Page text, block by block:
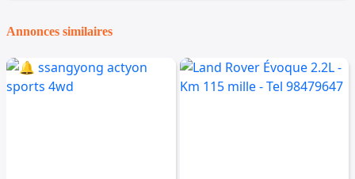
Annonces similaires